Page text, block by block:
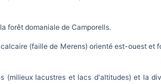
forêt domaniale de Camporells.
(faille de Merens) orienté est-ouest et
(milieux lacustres et lacs d'altitudes) et la